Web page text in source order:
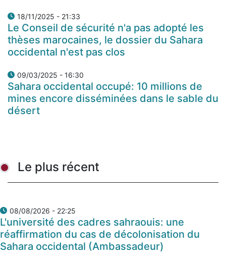
18/11/2025 - 21:33
Le Conseil de sécurité n'a pas adopté les
thèses marocaines, le dossier du Sahara
occidental n'est pas clos
09/03/2025 - 16:30
Sahara occidental occupé: 10 millions de
mines encore disséminées dans le sable du
désert
Le plus récent
08/08/2026 - 22:25
L'université des cadres sahraouis: une
réaffirmation du cas de décolonisation du
Sahara occidental (Ambassadeur)